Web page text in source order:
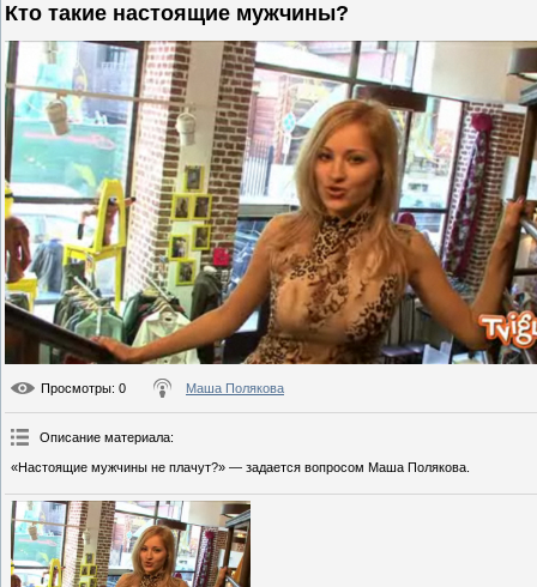
Кто такие настоящие мужчины?
Просмотры: 0 Маша Полякова
Описание материала:
«Настоящие мужчины не плачут?» — задается вопросом Маша Полякова.